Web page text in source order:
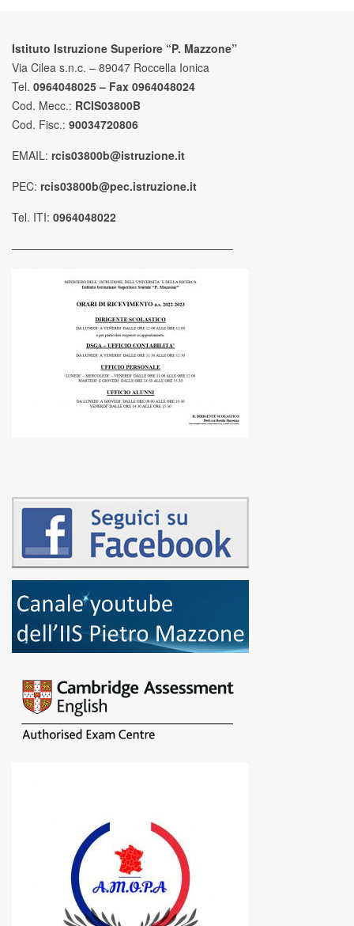
Istituto Istruzione Superiore “P. Mazzone”
Via Cilea s.n.c. – 89047 Roccella Ionica
Tel. 0964048025 – Fax 0964048024
Cod. Mecc.: RCIS03800B
Cod. Fisc.: 90034720806
EMAIL: rcis03800b@istruzione.it
PEC: rcis03800b@pec.istruzione.it
Tel. ITI: 0964048022
————————————————————